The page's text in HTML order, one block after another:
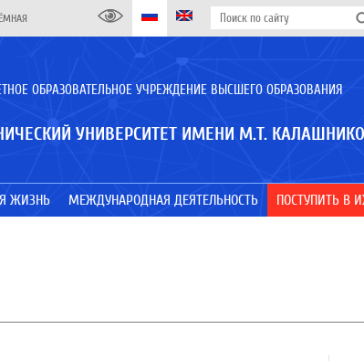
ОБРАЗОВАТЕЛЬНОЕ УЧРЕЖДЕНИЕ ВЫСШЕГО ОБРАЗОВАНИЯ
УНИВЕРСИТЕТ ИМЕНИ М.Т.
ЖИЗНЬ МЕЖДУНАРОДНАЯ ДЕЯТЕЛЬНОСТЬ ПОСТУПИТЬ В